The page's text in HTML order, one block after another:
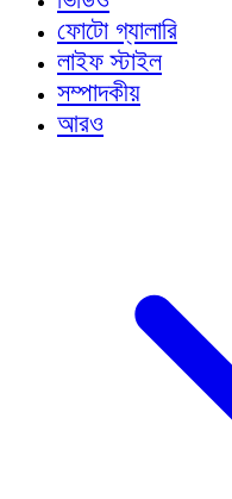
ফোটো গ্যালারি
লাইফ স্টাইল
সম্পাদকীয়
আরও